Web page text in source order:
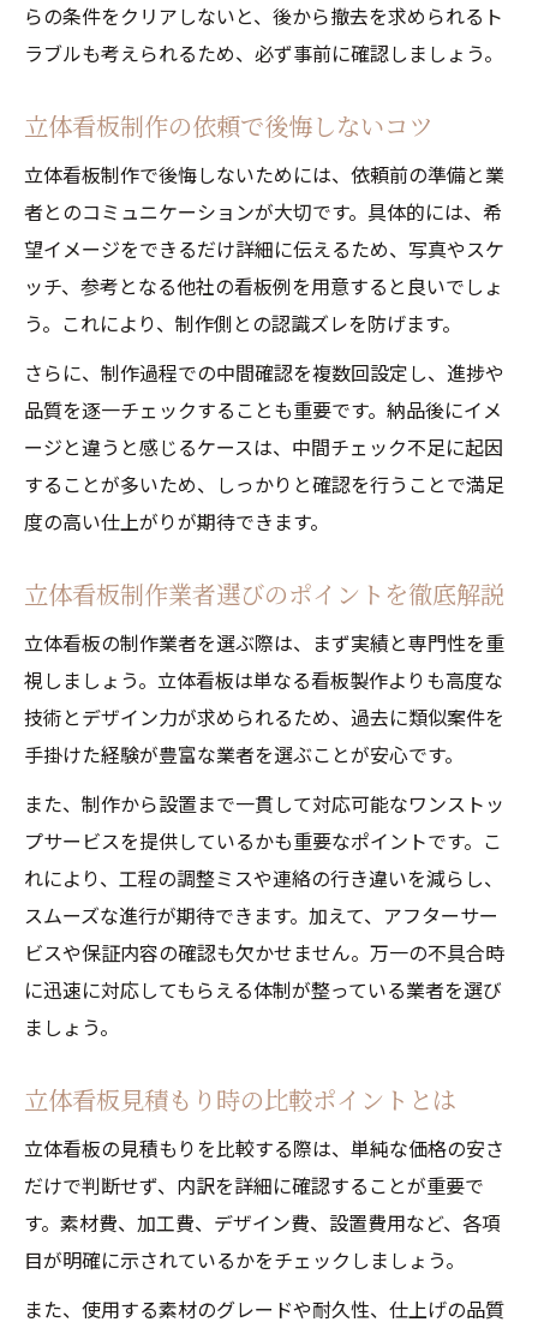
らの条件をクリアしないと、後から撤去を求められるト
ラブルも考えられるため、必ず事前に確認しましょう。
立体看板制作の依頼で後悔しないコツ
立体看板制作で後悔しないためには、依頼前の準備と業
者とのコミュニケーションが大切です。具体的には、希
望イメージをできるだけ詳細に伝えるため、写真やスケ
ッチ、参考となる他社の看板例を用意すると良いでしょ
う。これにより、制作側との認識ズレを防げます。
さらに、制作過程での中間確認を複数回設定し、進捗や
品質を逐一チェックすることも重要です。納品後にイメ
ージと違うと感じるケースは、中間チェック不足に起因
することが多いため、しっかりと確認を行うことで満足
度の高い仕上がりが期待できます。
立体看板制作業者選びのポイントを徹底解説
立体看板の制作業者を選ぶ際は、まず実績と専門性を重
視しましょう。立体看板は単なる看板製作よりも高度な
技術とデザイン力が求められるため、過去に類似案件を
手掛けた経験が豊富な業者を選ぶことが安心です。
また、制作から設置まで一貫して対応可能なワンストッ
プサービスを提供しているかも重要なポイントです。こ
れにより、工程の調整ミスや連絡の行き違いを減らし、
スムーズな進行が期待できます。加えて、アフターサー
ビスや保証内容の確認も欠かせません。万一の不具合時
に迅速に対応してもらえる体制が整っている業者を選び
ましょう。
立体看板見積もり時の比較ポイントとは
立体看板の見積もりを比較する際は、単純な価格の安さ
だけで判断せず、内訳を詳細に確認することが重要で
す。素材費、加工費、デザイン費、設置費用など、各項
目が明確に示されているかをチェックしましょう。
また、使用する素材のグレードや耐久性、仕上げの品質